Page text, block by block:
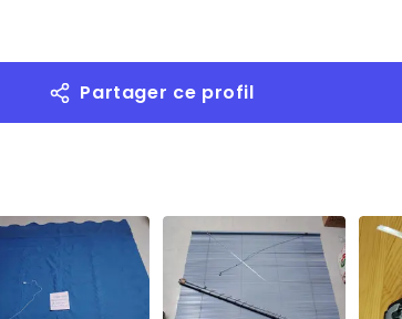
Partager ce profil